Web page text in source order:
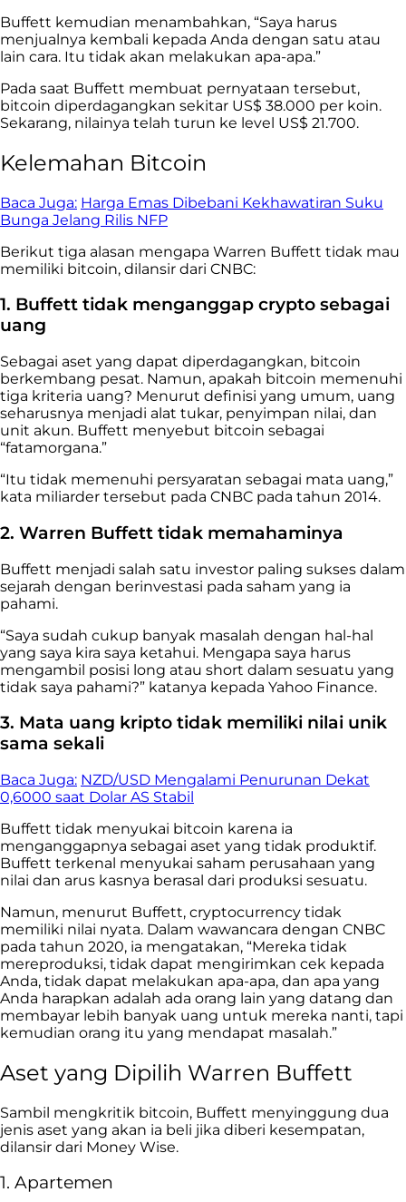
Buffett kemudian menambahkan, “Saya harus
menjualnya kembali kepada Anda dengan satu atau
lain cara. Itu tidak akan melakukan apa-apa.”
Pada saat Buffett membuat pernyataan tersebut,
bitcoin diperdagangkan sekitar US$ 38.000 per koin.
Sekarang, nilainya telah turun ke level US$ 21.700.
Kelemahan Bitcoin
Baca Juga: Harga Emas Dibebani Kekhawatiran Suku
Bunga Jelang Rilis NFP
Berikut tiga alasan mengapa Warren Buffett tidak mau
memiliki bitcoin, dilansir dari CNBC:
1. Buffett tidak menganggap crypto sebagai
uang
Sebagai aset yang dapat diperdagangkan, bitcoin
berkembang pesat. Namun, apakah bitcoin memenuhi
tiga kriteria uang? Menurut definisi yang umum, uang
seharusnya menjadi alat tukar, penyimpan nilai, dan
unit akun. Buffett menyebut bitcoin sebagai
“fatamorgana.”
“Itu tidak memenuhi persyaratan sebagai mata uang,”
kata miliarder tersebut pada CNBC pada tahun 2014.
2. Warren Buffett tidak memahaminya
Buffett menjadi salah satu investor paling sukses dalam
sejarah dengan berinvestasi pada saham yang ia
pahami.
“Saya sudah cukup banyak masalah dengan hal-hal
yang saya kira saya ketahui. Mengapa saya harus
mengambil posisi long atau short dalam sesuatu yang
tidak saya pahami?” katanya kepada Yahoo Finance.
3. Mata uang kripto tidak memiliki nilai unik
sama sekali
Baca Juga: NZD/USD Mengalami Penurunan Dekat
0,6000 saat Dolar AS Stabil
Buffett tidak menyukai bitcoin karena ia
menganggapnya sebagai aset yang tidak produktif.
Buffett terkenal menyukai saham perusahaan yang
nilai dan arus kasnya berasal dari produksi sesuatu.
Namun, menurut Buffett, cryptocurrency tidak
memiliki nilai nyata. Dalam wawancara dengan CNBC
pada tahun 2020, ia mengatakan, “Mereka tidak
mereproduksi, tidak dapat mengirimkan cek kepada
Anda, tidak dapat melakukan apa-apa, dan apa yang
Anda harapkan adalah ada orang lain yang datang dan
membayar lebih banyak uang untuk mereka nanti, tapi
kemudian orang itu yang mendapat masalah.”
Aset yang Dipilih Warren Buffett
Sambil mengkritik bitcoin, Buffett menyinggung dua
jenis aset yang akan ia beli jika diberi kesempatan,
dilansir dari Money Wise.
1. Apartemen